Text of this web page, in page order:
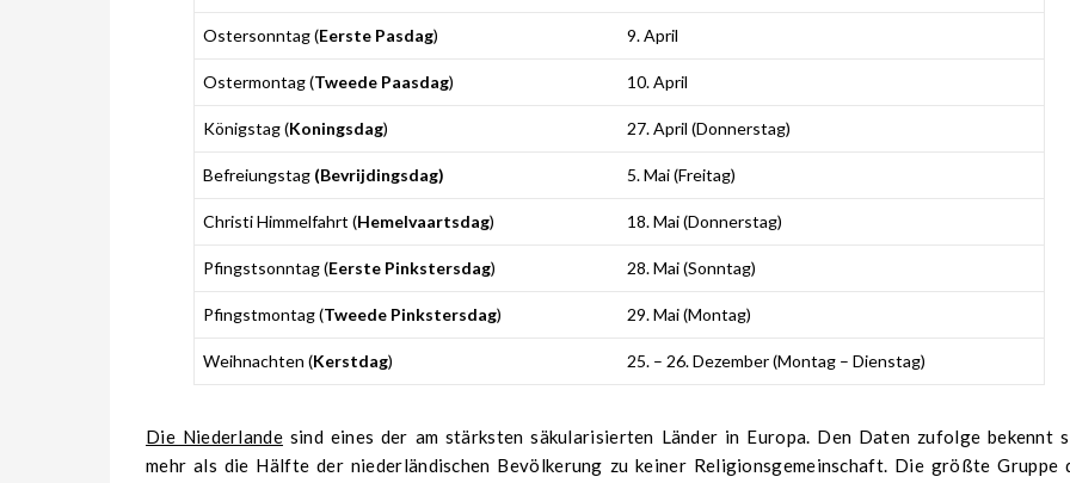
Ostersonntag (Eerste Pasdag) 9. April
Ostermontag (Tweede Paasdag) 10. April
Königstag (Koningsdag) 27. April (Donnerstag)
Befreiungstag (Bevrijdingsdag) 5. Mai (Freitag)
Christi Himmelfahrt (Hemelvaartsdag) 18. Mai (Donnerstag)
Pfingstsonntag (Eerste Pinkstersdag) 28. Mai (Sonntag)
Pfingstmontag (Tweede Pinkstersdag) 29. Mai (Montag)
Weihnachten (Kerstdag) 25. – 26. Dezember (Montag – Dienstag)
Die Niederlandesind eines der am stärksten säkularisierten Länder in Europa. Den Daten zufolge bekennt
mehr als die Hälfte der niederländischen Bevölkerung zu keiner Religionsgemeinschaft. Die größte Gruppe